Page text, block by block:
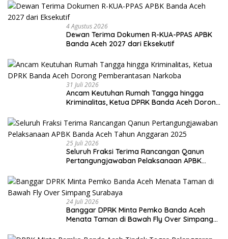
4 Agustus 2026
Dewan Terima Dokumen R-KUA-PPAS APBK
Banda Aceh 2027 dari Eksekutif
31 Juli 2026
Ancam Keutuhan Rumah Tangga hingga
Kriminalitas, Ketua DPRK Banda Aceh Dorong
25 Juli 2026
Seluruh Fraksi Terima Rancangan Qanun
Pertangungjawaban Pelaksanaan APBK
24 Juli 2026
Banggar DPRK Minta Pemko Banda Aceh
Menata Taman di Bawah Fly Over Simpang